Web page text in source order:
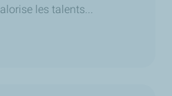
les talents...